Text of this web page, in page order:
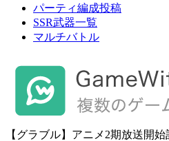
パーティ編成投稿
SSR武器一覧
マルチバトル
【グラブル】アニメ2期放送開